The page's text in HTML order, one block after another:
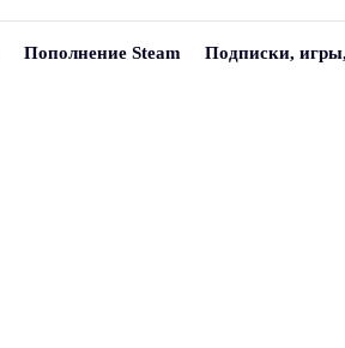
Пополнение Steam Подписки,